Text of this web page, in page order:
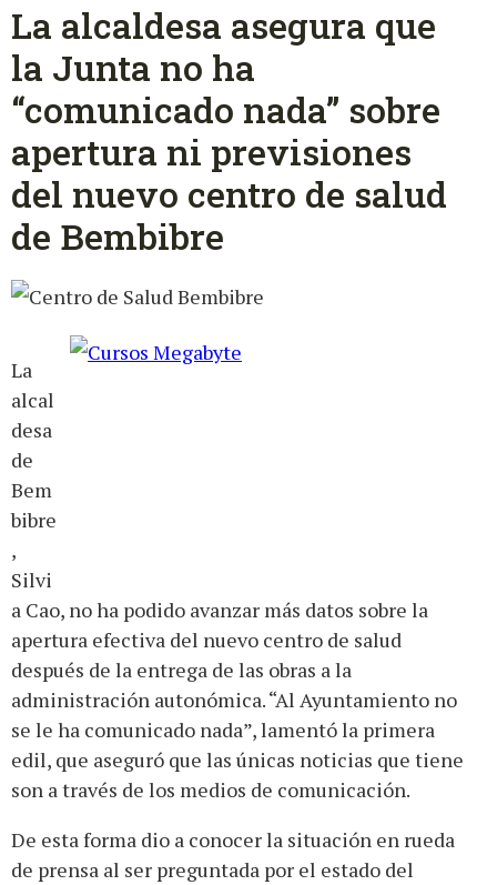
La alcaldesa asegura que
la Junta no ha
“comunicado nada” sobre
apertura ni previsiones
del nuevo centro de salud
de Bembibre
La
alcal
desa
de
Bem
bibre
,
Silvi
a Cao, no ha podido avanzar más datos sobre la
apertura efectiva del nuevo centro de salud
después de la entrega de las obras a la
administración autonómica. “Al Ayuntamiento no
se le ha comunicado nada”, lamentó la primera
edil, que aseguró que las únicas noticias que tiene
son a través de los medios de comunicación.
De esta forma dio a conocer la situación en rueda
de prensa al ser preguntada por el estado del